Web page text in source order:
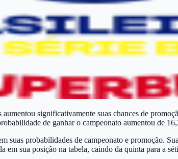
aumentou significativamente suas chances de
de ganhar o campeonato aumentou de
suas probabilidades de campeonato e promoção.
sua posição na tabela, caindo da quinta para a